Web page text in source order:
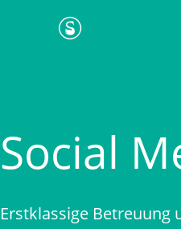
Social
Erstklassige